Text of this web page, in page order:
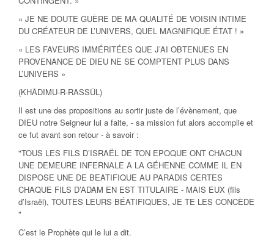
« JE NE DOUTE GUÈRE DE MA QUALITÉ DE VOISIN INTIME
DU CRÉATEUR DE L’UNIVERS, QUEL MAGNIFIQUE ÉTAT ! »
« LES FAVEURS IMMÉRITÉES QUE J’AI OBTENUES EN
PROVENANCE DE DIEU NE SE COMPTENT PLUS DANS
L’UNIVERS »
(KHÂDIMU-R-RASSÛL)
Il est une des propositions au sortir juste de l’évènement, que
DIEU notre Seigneur lui a faite, - sa mission fut alors accomplie et
ce fut avant son retour - à savoir :
"TOUS LES FILS D’ISRAËL DE TON EPOQUE ONT CHACUN
UNE DEMEURE INFERNALE A LA GÉHENNE COMME IL EN
DISPOSE UNE DE BEATIFIQUE AU PARADIS CERTES
CHAQUE FILS D’ADAM EN EST TITULAIRE - MAIS EUX (fils
d’Israël), TOUTES LEURS BÉATIFIQUES, JE TE LES CONCÈDE
"
C’est le Prophète qui le lui a dit.